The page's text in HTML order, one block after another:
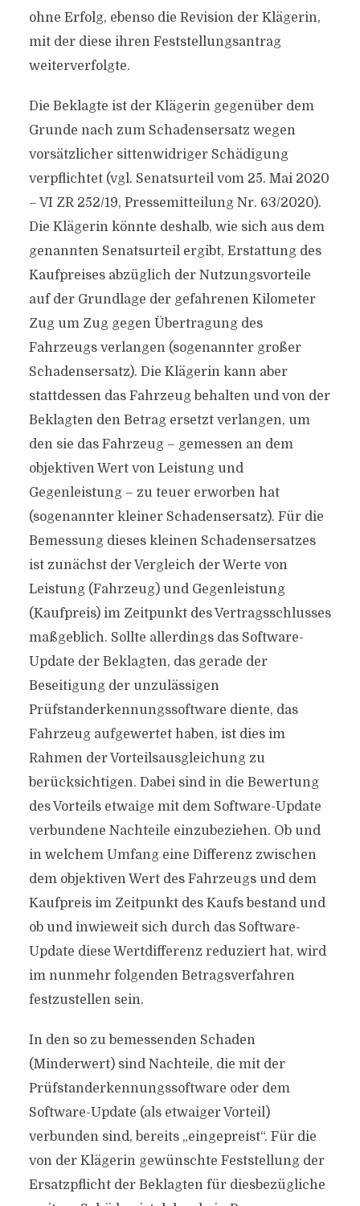
ohne Erfolg, ebenso die Revision der Klägerin,
mit der diese ihren Feststellungsantrag
weiterverfolgte.
Die Beklagte ist der Klägerin gegenüber dem
Grunde nach zum Schadensersatz wegen
vorsätzlicher sittenwidriger Schädigung
verpflichtet (vgl. Senatsurteil vom 25. Mai 2020
– VI ZR 252/19, Pressemitteilung Nr. 63/2020).
Die Klägerin könnte deshalb, wie sich aus dem
genannten Senatsurteil ergibt, Erstattung des
Kaufpreises abzüglich der Nutzungsvorteile
auf der Grundlage der gefahrenen Kilometer
Zug um Zug gegen Übertragung des
Fahrzeugs verlangen (sogenannter großer
Schadensersatz). Die Klägerin kann aber
stattdessen das Fahrzeug behalten und von der
Beklagten den Betrag ersetzt verlangen, um
den sie das Fahrzeug – gemessen an dem
objektiven Wert von Leistung und
Gegenleistung – zu teuer erworben hat
(sogenannter kleiner Schadensersatz). Für die
Bemessung dieses kleinen Schadensersatzes
ist zunächst der Vergleich der Werte von
Leistung (Fahrzeug) und Gegenleistung
(Kaufpreis) im Zeitpunkt des Vertragsschlusses
maßgeblich. Sollte allerdings das Software-
Update der Beklagten, das gerade der
Beseitigung der unzulässigen
Prüfstanderkennungssoftware diente, das
Fahrzeug aufgewertet haben, ist dies im
Rahmen der Vorteilsausgleichung zu
berücksichtigen. Dabei sind in die Bewertung
des Vorteils etwaige mit dem Software-Update
verbundene Nachteile einzubeziehen. Ob und
in welchem Umfang eine Differenz zwischen
dem objektiven Wert des Fahrzeugs und dem
Kaufpreis im Zeitpunkt des Kaufs bestand und
ob und inwieweit sich durch das Software-
Update diese Wertdifferenz reduziert hat, wird
im nunmehr folgenden Betragsverfahren
festzustellen sein.
In den so zu bemessenden Schaden
(Minderwert) sind Nachteile, die mit der
Prüfstanderkennungssoftware oder dem
Software-Update (als etwaiger Vorteil)
verbunden sind, bereits „eingepreist“. Für die
von der Klägerin gewünschte Feststellung der
Ersatzpflicht der Beklagten für diesbezügliche